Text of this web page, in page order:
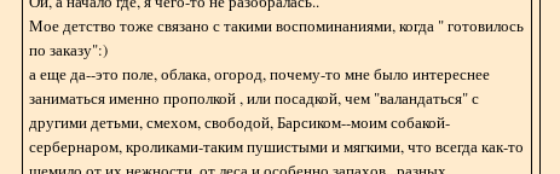
Мое детство тоже связано с такими воспоминаниями, когда " готовилось
по заказу":)
а еще да--это поле, облака, огород, почему-то мне было интереснее
заниматься именно прополкой , или посадкой, чем "валандаться" с
другими детьми, смехом, свободой, Барсиком--моим собакой-
сербернаром, кроликами-таким пушистыми и мягкими, что всегда как-то